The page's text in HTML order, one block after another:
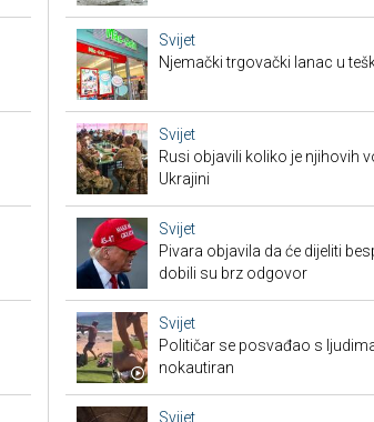
Svijet
Njemački trgovački lanac u
Svijet
Rusi objavili koliko je njihovih
Ukrajini
Svijet
Pivara objavila da će dijeliti
dobili su brz odgovor
Svijet
Političar se posvađao s
nokautiran
Svijet